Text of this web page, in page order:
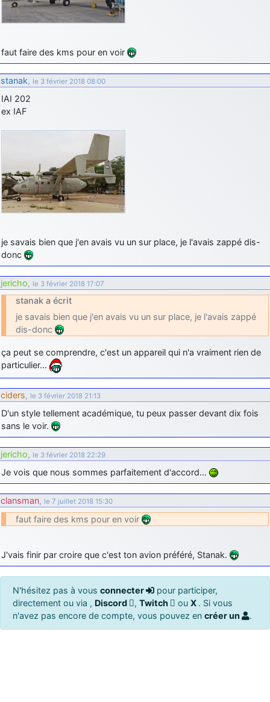
faut faire des kms pour en voir
stanak, le 3 février 2018 08:00
IAI 202
ex IAF
je savais bien que j'en avais vu un sur place, je l'avais zappé dis-
donc
jericho, le 3 février 2018 17:07
stanak a écrit
je savais bien que j'en avais vu un sur place, je l'avais zappé
dis-donc
ça peut se comprendre, c'est un appareil qui n'a vraiment rien de
particulier…
ciders, le 3 février 2018 21:13
D'un style tellement académique, tu peux passer devant dix fois
sans le voir.
jericho, le 3 février 2018 22:29
Je vois que nous sommes parfaitement d'accord…
clansman, le 7 juillet 2018 15:30
faut faire des kms pour en voir
J'vais finir par croire que c'est ton avion préféré, Stanak.
N'hésitez pas à vous connecter
pour participer,
directement ou via , Discord , Twitch ou X . Si vous
n'avez pas encore de compte, vous pouvez en créer un .